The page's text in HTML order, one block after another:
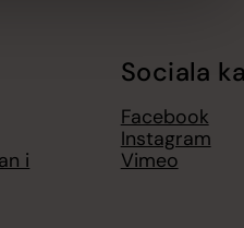
i
Sociala
Facebook
Instagram
Vimeo